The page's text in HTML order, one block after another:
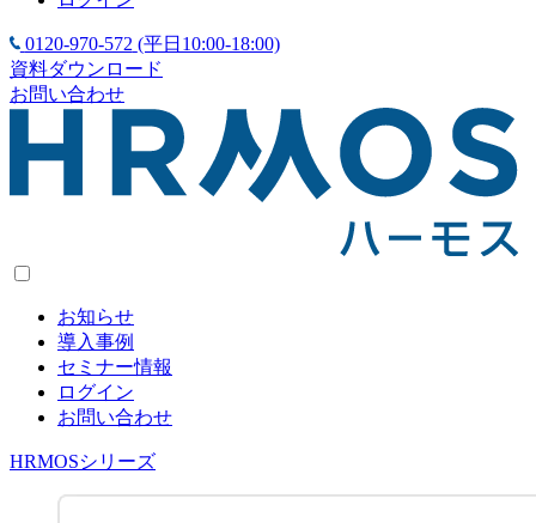
0120-970-572 (平日10:00-18:00)
資料ダウンロード
お問い合わせ
お知らせ
導入事例
セミナー情報
ログイン
お問い合わせ
HRMOSシリーズ